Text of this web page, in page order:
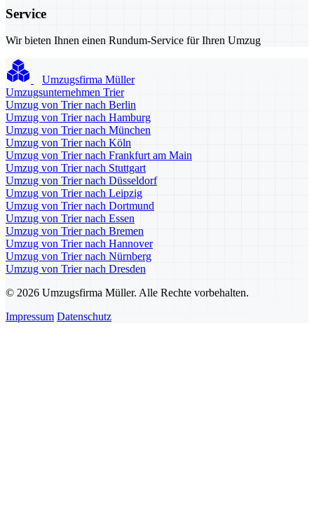
Service
Wir bieten Ihnen einen Rundum-Service für Ihren Umzug
Umzugsfirma Müller
Umzugsunternehmen Trier
Umzug von Trier nach Berlin
Umzug von Trier nach Hamburg
Umzug von Trier nach München
Umzug von Trier nach Köln
Umzug von Trier nach Frankfurt am Main
Umzug von Trier nach Stuttgart
Umzug von Trier nach Düsseldorf
Umzug von Trier nach Leipzig
Umzug von Trier nach Dortmund
Umzug von Trier nach Essen
Umzug von Trier nach Bremen
Umzug von Trier nach Hannover
Umzug von Trier nach Nürnberg
Umzug von Trier nach Dresden
© 2026 Umzugsfirma Müller. Alle Rechte vorbehalten.
Impressum Datenschutz